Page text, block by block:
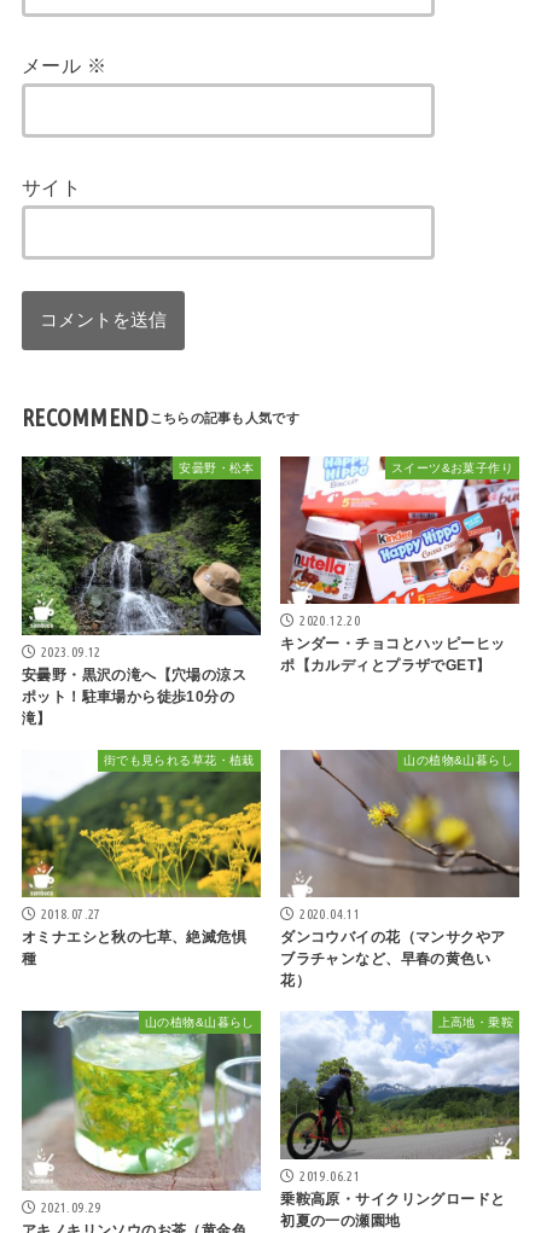
メール ※
サイト
RECOMMEND
安曇野・松本
2023.09.12
安曇野・黒沢の滝へ【穴場の涼ス
ポット！駐車場から徒歩10分の
滝】
スイーツ&お菓子作り
2020.12.20
キンダー・チョコとハッピーヒッ
ポ【カルディとプラザでGET】
街でも見られる草花・植栽
2018.07.27
オミナエシと秋の七草、絶滅危惧
種
山の植物&山暮らし
2020.04.11
ダンコウバイの花（マンサクやア
ブラチャンなど、早春の黄色い
花）
山の植物&山暮らし
2021.09.29
上高地・乗鞍
2019.06.21
乗鞍高原・サイクリングロードと
初夏の一の瀬園地